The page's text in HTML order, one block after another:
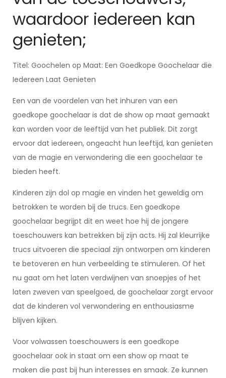
waardoor iedereen kan
genieten;
Titel: Goochelen op Maat: Een Goedkope Goochelaar die
Iedereen Laat Genieten
Een van de voordelen van het inhuren van een
goedkope goochelaar is dat de show op maat gemaakt
kan worden voor de leeftijd van het publiek. Dit zorgt
ervoor dat iedereen, ongeacht hun leeftijd, kan genieten
van de magie en verwondering die een goochelaar te
bieden heeft.
Kinderen zijn dol op magie en vinden het geweldig om
betrokken te worden bij de trucs. Een goedkope
goochelaar begrijpt dit en weet hoe hij de jongere
toeschouwers kan betrekken bij zijn acts. Hij zal kleurrijke
trucs uitvoeren die speciaal zijn ontworpen om kinderen
te betoveren en hun verbeelding te stimuleren. Of het
nu gaat om het laten verdwijnen van snoepjes of het
laten zweven van speelgoed, de goochelaar zorgt ervoor
dat de kinderen vol verwondering en enthousiasme
blijven kijken.
Voor volwassen toeschouwers is een goedkope
goochelaar ook in staat om een show op maat te
maken die past bij hun interesses en smaak. Ze kunnen